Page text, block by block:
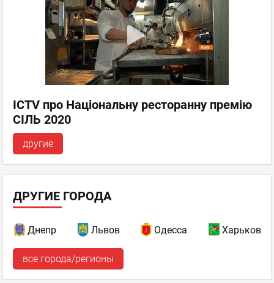
ICTV про Національну ресторанну премію
СІЛЬ 2020
другие
ДРУГИЕ ГОРОДА
Днепр Львов Одесса Харьков
все города/регионы